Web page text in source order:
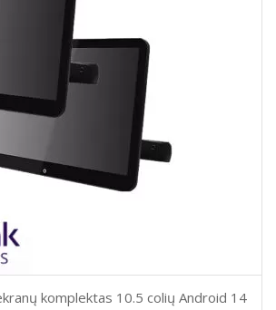
komplektas 10.5 colių Android 14